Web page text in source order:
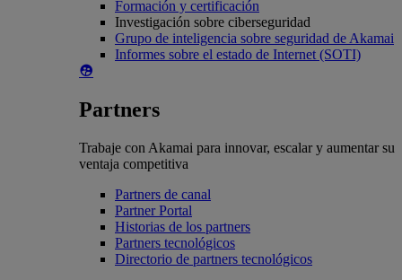
Formación y certificación
Investigación sobre ciberseguridad
Grupo de inteligencia sobre seguridad de Akamai
Informes sobre el estado de Internet (SOTI)
Partners
Trabaje con Akamai para innovar, escalar y aumentar su
ventaja competitiva
Partners de canal
Partner Portal
Historias de los partners
Partners tecnológicos
Directorio de partners tecnológicos